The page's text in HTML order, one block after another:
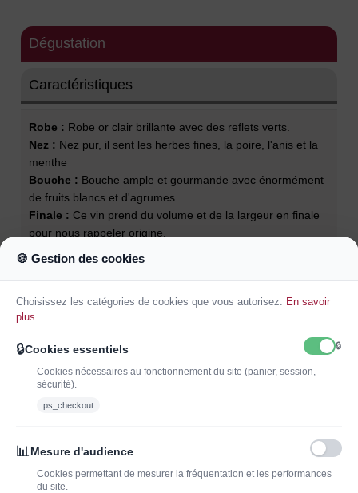
Dégustation
Caractéristiques
Robe : Robe or clair brillante avec des reflets verts.
Nez : Nez pur, il sent les herbes fines, la poire, l'anis et la
menthe
Bouche : Bouche ample et gourmande avec énormément
de fruits blancs et d'agrumes
Finale : Ce vin prend du volume et de la largeur en finale
pour nous rappeler origine.
Accords mets et vins :Carpaccio de bar aux baies roses,
citron caviar et émulsion d’oursin
J'ADOPTEUNVIN
🍪 Gestion des cookies
Choisissez les catégories de cookies que vous autorisez. En savoir
plus
🔒Cookies essentiels 🔒
Cookies nécessaires au fonctionnement du site (panier, session,
sécurité).
ps_checkout
📊 Mesure d'audience
Cookies permettant de mesurer la fréquentation et les performances
du site.